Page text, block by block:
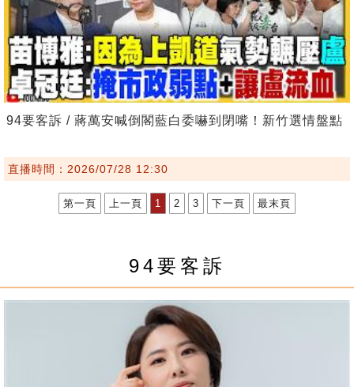
94要客訴 / 蔣萬安喊倒閣藍白委嚇到閉嘴！新竹選情盤點
直播時間：2026/07/28 12:30
第一頁 上一頁 1 2 3 下一頁 最末頁
94要客訴